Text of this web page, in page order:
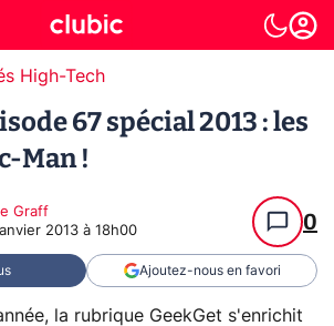
High-Tech
67 spécial 2013 : les
Man !
Graff
2013 à 18h00 0
Ajoutez-nous en favori
la rubrique GeekGet s'enrichit